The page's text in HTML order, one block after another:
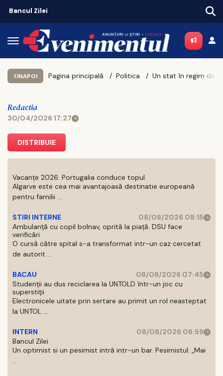
INAPOI Pagina principală Politica
Redactia
30/04/2026 17:27
DISTRIBUIE
Vacanțe 2026: Portugalia conduce topul
Algarve este cea mai avantajoasă destinatie europeană
pentru familii ...
STIRI INTERNE
08/08/2026 08:15
Ambulanță cu copil bolnav, oprită la piață. DSU face
verificări
O cursă către spital s-a transformat intr-un caz cercetat
de autorit ...
BACAU
08/08/2026 07:45
Studenții au dus reciclarea la UNTOLD într-un joc cu
superstiții
Electronicele uitate prin sertare au primit un rol neasteptat
la UNTOL ...
INTERN
08/08/2026 06:59
Bancul Zilei
Un optimist si un pesimist intră intr-un bar. Pesimistul: „Mai
...